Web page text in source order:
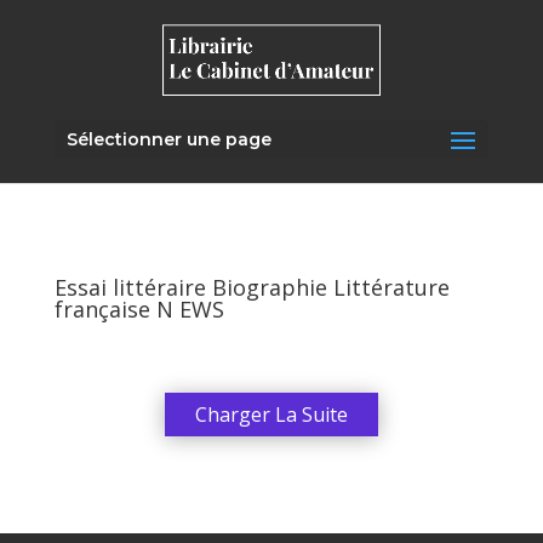
Sélectionner une page
Essai littéraire Biographie Littérature
française N EWS
Charger La Suite